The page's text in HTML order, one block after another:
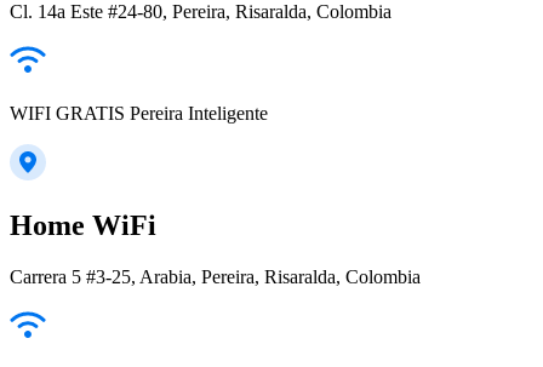
Cl. 14a Este #24-80, Pereira, Risaralda, Colombia
WIFI GRATIS Pereira Inteligente
Home WiFi
Carrera 5 #3-25, Arabia, Pereira, Risaralda, Colombia